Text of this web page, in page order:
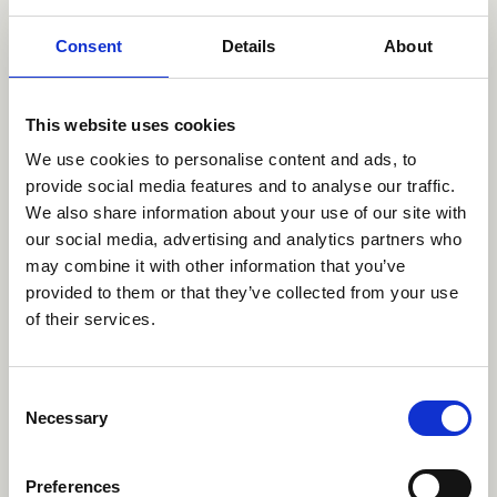
Consent Details About
This website uses cookies
We use cookies to personalise content and ads, to
provide social media features and to analyse our traffic.
We also share information about your use of our site with
our social media, advertising and analytics partners who
may combine it with other information that you’ve
provided to them or that they’ve collected from your use
of their services.
Selection
Necessary
Preferences
käytössä olevat menetelmät ja miten ne sijoittuvat
yksikön palveluvalikkoon ja, että menetelmät ovat
käytössä.
Kouluttajavastaavan materiaali
Osaamisen varmistamiseksi ja ylläpitämiseksi on toimijoita
kannustettu kouluttamaan omia kouluttajia. Heidän
painopiste on erityisesti Terapianavigaattorin ja